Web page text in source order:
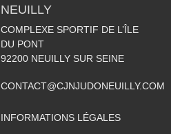
NEUILLY
COMPLEXE SPORTIF DE L’ÎLE
DU PONT
92200 NEUILLY SUR SEINE
CONTACT@CJNJUDONEUILLY.COM
INFORMATIONS LÉGALES